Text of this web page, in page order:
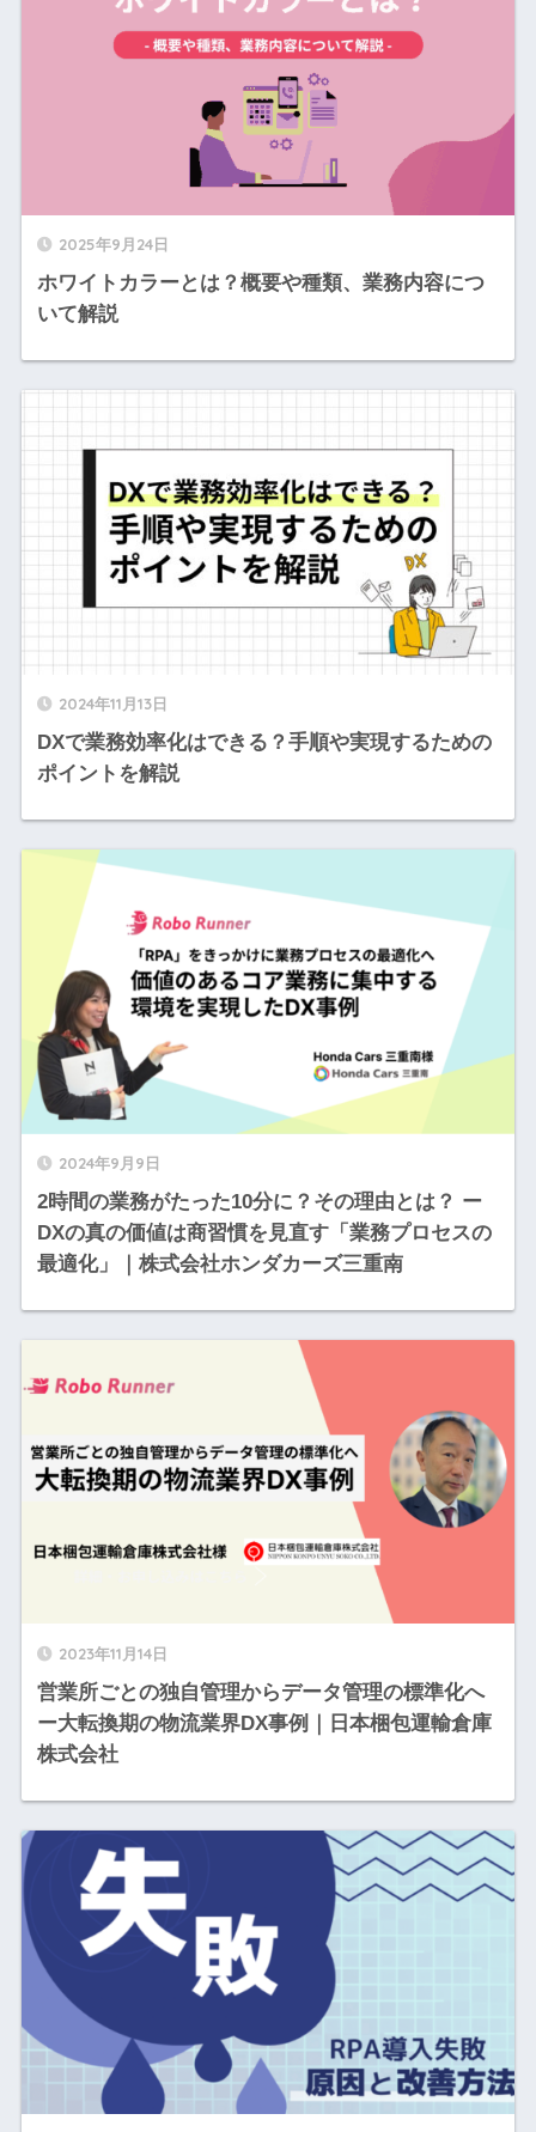
2025年9月24日
ホワイトカラーとは？概要や種類、業務内容につ
いて解説
2024年11月13日
DXで業務効率化はできる？手順や実現するための
ポイントを解説
2024年9月9日
2時間の業務がたった10分に？その理由とは？ ー
DXの真の価値は商習慣を見直す「業務プロセスの
最適化」｜株式会社ホンダカーズ三重南
2023年11月14日
営業所ごとの独自管理からデータ管理の標準化へ
ー大転換期の物流業界DX事例｜日本梱包運輸倉庫
株式会社